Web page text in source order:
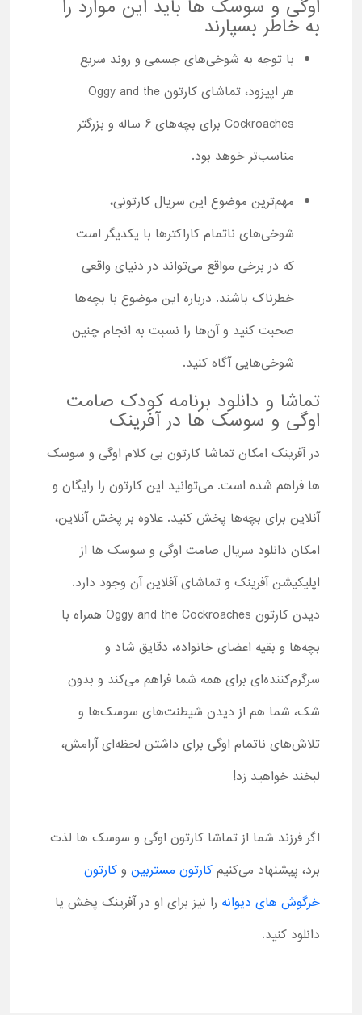
اوگی و سوسک ها باید این موارد را
به خاطر بسپارند
با توجه به شوخی‌های جسمی و روند سریع
هر اپیزود، تماشای کارتون Oggy and the
Cockroaches برای بچه‌های 6 ساله و بزرگتر
مناسب‌تر خوهد بود.
مهم‌ترین موضوع این سریال کارتونی،
شوخی‌های ناتمام کاراکترها با یکدیگر است
که در برخی مواقع می‌تواند در دنیای واقعی
خطرناک باشند. درباره این موضوع با بچه‌ها
صحبت کنید و آن‌ها را نسبت به انجام چنین
شوخی‌هایی آگاه کنید.
تماشا و دانلود برنامه کودک صامت
اوگی و سوسک ها در آفرینک
در آفرینک امکان تماشا کارتون بی کلام اوگی و سوسک
ها فراهم شده است. می‌توانید این کارتون را رایگان و
آنلاین برای بچه‌ها پخش کنید. علاوه بر پخش آنلاین،
امکان دانلود سریال صامت اوگی و سوسک ها از
اپلیکیشن آفرینک و تماشای آفلاین آن وجود دارد.
دیدن کارتون Oggy and the Cockroaches همراه با
بچه‌ها و بقیه اعضای خانواده، دقایق شاد و
سرگرم‌کننده‌ای برای همه شما فراهم می‌کند و بدون
شک، شما هم از دیدن شیطنت‌های سوسک‌ها و
تلاش‌های ناتمام اوگی برای داشتن لحظه‌ای آرامش،
لبخند خواهید زد!
اگر فرزند شما از تماشا کارتون اوگی و سوسک ها لذت
برد، پیشنهاد می‌کنیم کارتون مستربین و کارتون
خرگوش های دیوانه را نیز برای او در آفرینک پخش یا
دانلود کنید.